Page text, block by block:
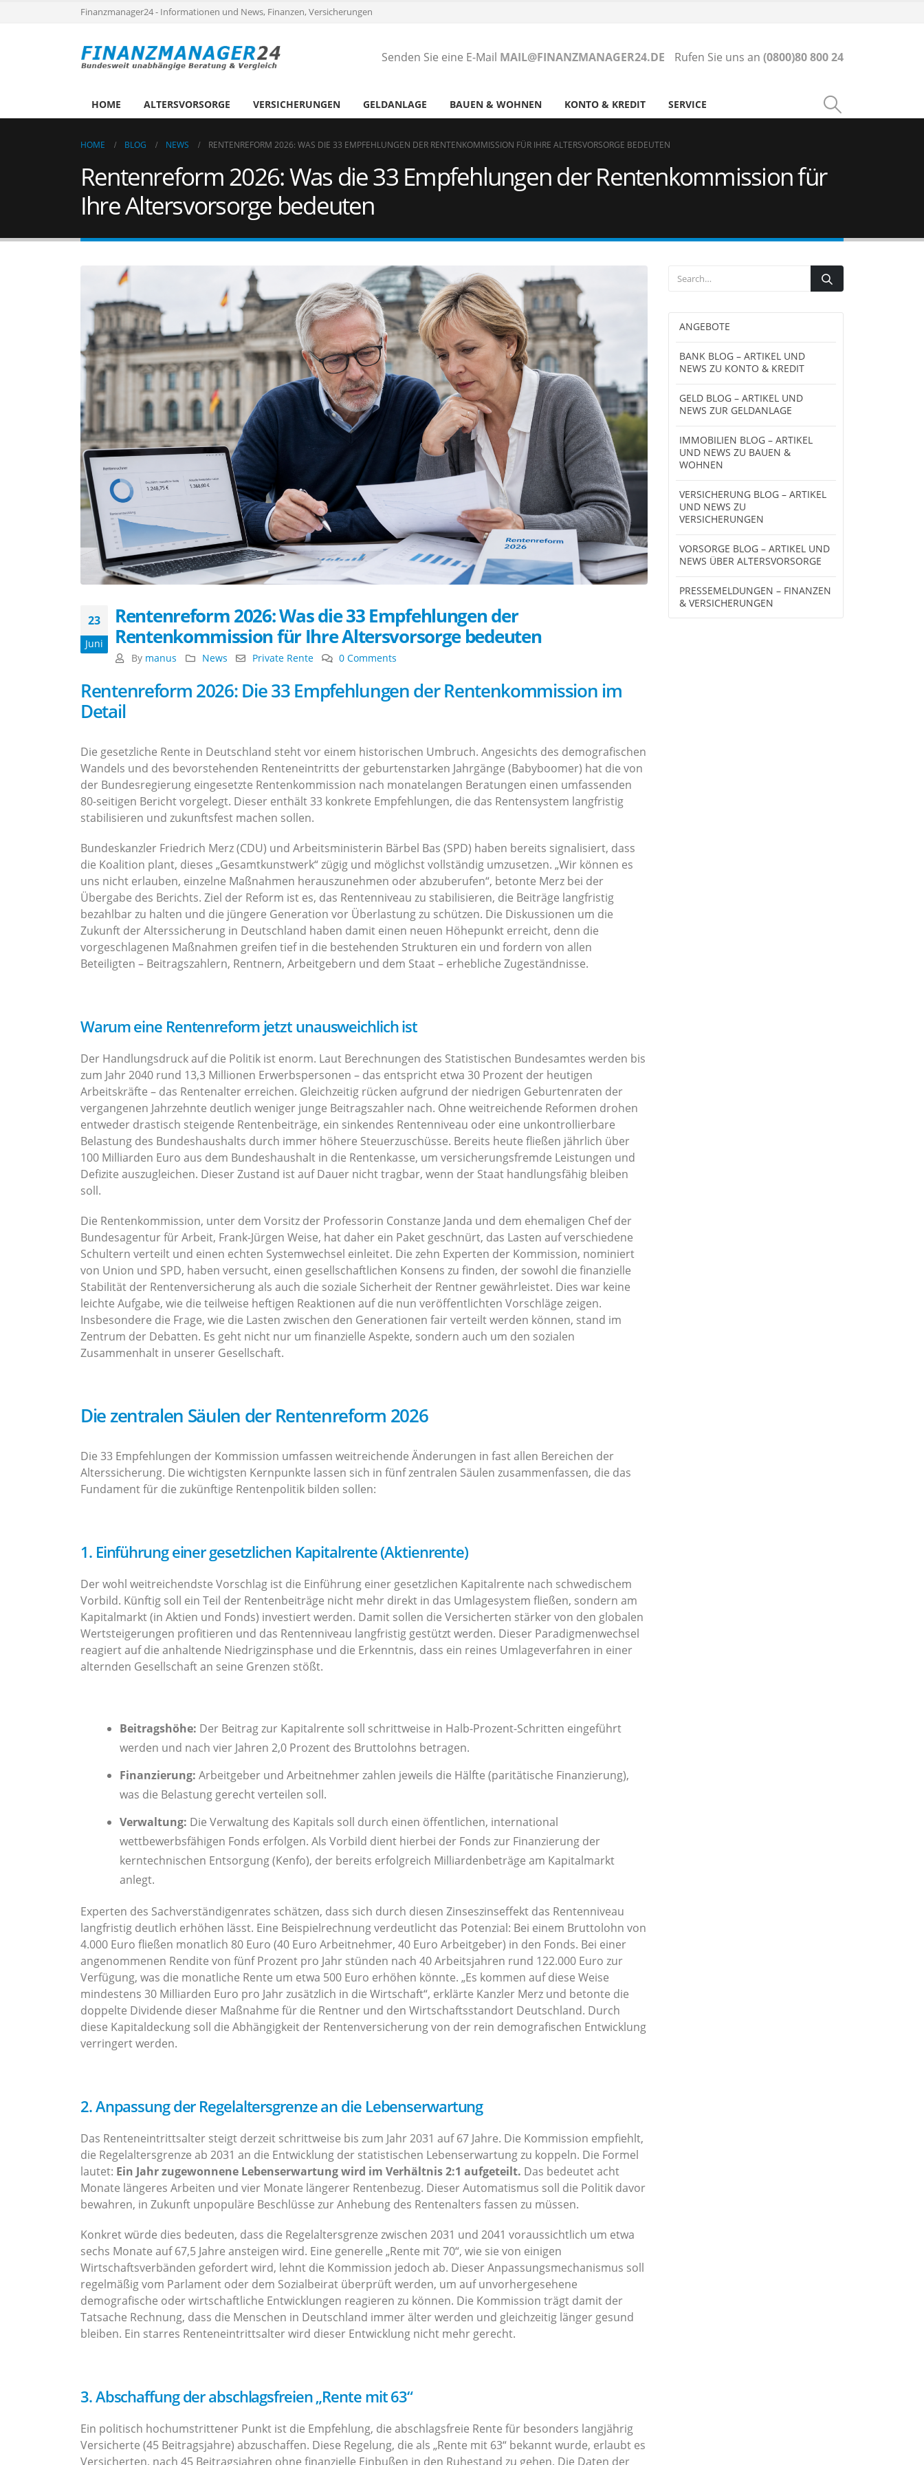
Finanzmanager24 - Informationen und News, Finanzen, Versicherungen
Senden Sie eine E-Mail MAIL@FINANZMANAGER24.DE Rufen Sie uns an (0800)80 800 24
HOME ALTERSVORSORGE VERSICHERUNGEN GELDANLAGE BAUEN & WOHNEN KONTO & KREDIT SERVICE
HOME BLOG NEWS RENTENREFORM 2026: WAS DIE 33 EMPFEHLUNGEN DER RENTENKOMMISSION FÜR IHRE ALTERSVORSORGE BEDEUTEN
Rentenreform 2026: Was die 33 Empfehlungen der Rentenkommission für
Ihre Altersvorsorge bedeuten
23
Juni
Rentenreform 2026: Was die 33 Empfehlungen der
Rentenkommission für Ihre Altersvorsorge bedeuten
By manus News Private Rente 0 Comments
Rentenreform 2026: Die 33 Empfehlungen der Rentenkommission im
Detail
Die gesetzliche Rente in Deutschland steht vor einem historischen Umbruch. Angesichts des demografischen
Wandels und des bevorstehenden Renteneintritts der geburtenstarken Jahrgänge (Babyboomer) hat die von
der Bundesregierung eingesetzte Rentenkommission nach monatelangen Beratungen einen umfassenden
80-seitigen Bericht vorgelegt. Dieser enthält 33 konkrete Empfehlungen, die das Rentensystem langfristig
stabilisieren und zukunftsfest machen sollen.
Bundeskanzler Friedrich Merz (CDU) und Arbeitsministerin Bärbel Bas (SPD) haben bereits signalisiert, dass
die Koalition plant, dieses „Gesamtkunstwerk“ zügig und möglichst vollständig umzusetzen. „Wir können es
uns nicht erlauben, einzelne Maßnahmen herauszunehmen oder abzuberufen“, betonte Merz bei der
Übergabe des Berichts. Ziel der Reform ist es, das Rentenniveau zu stabilisieren, die Beiträge langfristig
bezahlbar zu halten und die jüngere Generation vor Überlastung zu schützen. Die Diskussionen um die
Zukunft der Alterssicherung in Deutschland haben damit einen neuen Höhepunkt erreicht, denn die
vorgeschlagenen Maßnahmen greifen tief in die bestehenden Strukturen ein und fordern von allen
Beteiligten – Beitragszahlern, Rentnern, Arbeitgebern und dem Staat – erhebliche Zugeständnisse.
Warum eine Rentenreform jetzt unausweichlich ist
Der Handlungsdruck auf die Politik ist enorm. Laut Berechnungen des Statistischen Bundesamtes werden bis
zum Jahr 2040 rund 13,3 Millionen Erwerbspersonen – das entspricht etwa 30 Prozent der heutigen
Arbeitskräfte – das Rentenalter erreichen. Gleichzeitig rücken aufgrund der niedrigen Geburtenraten der
vergangenen Jahrzehnte deutlich weniger junge Beitragszahler nach. Ohne weitreichende Reformen drohen
entweder drastisch steigende Rentenbeiträge, ein sinkendes Rentenniveau oder eine unkontrollierbare
Belastung des Bundeshaushalts durch immer höhere Steuerzuschüsse. Bereits heute fließen jährlich über
100 Milliarden Euro aus dem Bundeshaushalt in die Rentenkasse, um versicherungsfremde Leistungen und
Defizite auszugleichen. Dieser Zustand ist auf Dauer nicht tragbar, wenn der Staat handlungsfähig bleiben
soll.
Die Rentenkommission, unter dem Vorsitz der Professorin Constanze Janda und dem ehemaligen Chef der
Bundesagentur für Arbeit, Frank-Jürgen Weise, hat daher ein Paket geschnürt, das Lasten auf verschiedene
Schultern verteilt und einen echten Systemwechsel einleitet. Die zehn Experten der Kommission, nominiert
von Union und SPD, haben versucht, einen gesellschaftlichen Konsens zu finden, der sowohl die finanzielle
Stabilität der Rentenversicherung als auch die soziale Sicherheit der Rentner gewährleistet. Dies war keine
leichte Aufgabe, wie die teilweise heftigen Reaktionen auf die nun veröffentlichten Vorschläge zeigen.
Insbesondere die Frage, wie die Lasten zwischen den Generationen fair verteilt werden können, stand im
Zentrum der Debatten. Es geht nicht nur um finanzielle Aspekte, sondern auch um den sozialen
Zusammenhalt in unserer Gesellschaft.
Die zentralen Säulen der Rentenreform 2026
Die 33 Empfehlungen der Kommission umfassen weitreichende Änderungen in fast allen Bereichen der
Alterssicherung. Die wichtigsten Kernpunkte lassen sich in fünf zentralen Säulen zusammenfassen, die das
Fundament für die zukünftige Rentenpolitik bilden sollen:
1. Einführung einer gesetzlichen Kapitalrente (Aktienrente)
Der wohl weitreichendste Vorschlag ist die Einführung einer gesetzlichen Kapitalrente nach schwedischem
Vorbild. Künftig soll ein Teil der Rentenbeiträge nicht mehr direkt in das Umlagesystem fließen, sondern am
Kapitalmarkt (in Aktien und Fonds) investiert werden. Damit sollen die Versicherten stärker von den globalen
Wertsteigerungen profitieren und das Rentenniveau langfristig gestützt werden. Dieser Paradigmenwechsel
reagiert auf die anhaltende Niedrigzinsphase und die Erkenntnis, dass ein reines Umlageverfahren in einer
alternden Gesellschaft an seine Grenzen stößt.
Beitragshöhe: Der Beitrag zur Kapitalrente soll schrittweise in Halb-Prozent-Schritten eingeführt
werden und nach vier Jahren 2,0 Prozent des Bruttolohns betragen.
Finanzierung: Arbeitgeber und Arbeitnehmer zahlen jeweils die Hälfte (paritätische Finanzierung),
was die Belastung gerecht verteilen soll.
Verwaltung: Die Verwaltung des Kapitals soll durch einen öffentlichen, international
wettbewerbsfähigen Fonds erfolgen. Als Vorbild dient hierbei der Fonds zur Finanzierung der
kerntechnischen Entsorgung (Kenfo), der bereits erfolgreich Milliardenbeträge am Kapitalmarkt
anlegt.
Experten des Sachverständigenrates schätzen, dass sich durch diesen Zinseszinseffekt das Rentenniveau
langfristig deutlich erhöhen lässt. Eine Beispielrechnung verdeutlicht das Potenzial: Bei einem Bruttolohn von
4.000 Euro fließen monatlich 80 Euro (40 Euro Arbeitnehmer, 40 Euro Arbeitgeber) in den Fonds. Bei einer
angenommenen Rendite von fünf Prozent pro Jahr stünden nach 40 Arbeitsjahren rund 122.000 Euro zur
Verfügung, was die monatliche Rente um etwa 500 Euro erhöhen könnte. „Es kommen auf diese Weise
mindestens 30 Milliarden Euro pro Jahr zusätzlich in die Wirtschaft“, erklärte Kanzler Merz und betonte die
doppelte Dividende dieser Maßnahme für die Rentner und den Wirtschaftsstandort Deutschland. Durch
diese Kapitaldeckung soll die Abhängigkeit der Rentenversicherung von der rein demografischen Entwicklung
verringert werden.
2. Anpassung der Regelaltersgrenze an die Lebenserwartung
Das Renteneintrittsalter steigt derzeit schrittweise bis zum Jahr 2031 auf 67 Jahre. Die Kommission empfiehlt,
die Regelaltersgrenze ab 2031 an die Entwicklung der statistischen Lebenserwartung zu koppeln. Die Formel
lautet: Ein Jahr zugewonnene Lebenserwartung wird im Verhältnis 2:1 aufgeteilt. Das bedeutet acht
Monate längeres Arbeiten und vier Monate längerer Rentenbezug. Dieser Automatismus soll die Politik davor
bewahren, in Zukunft unpopuläre Beschlüsse zur Anhebung des Rentenalters fassen zu müssen.
Konkret würde dies bedeuten, dass die Regelaltersgrenze zwischen 2031 und 2041 voraussichtlich um etwa
sechs Monate auf 67,5 Jahre ansteigen wird. Eine generelle „Rente mit 70“, wie sie von einigen
Wirtschaftsverbänden gefordert wird, lehnt die Kommission jedoch ab. Dieser Anpassungsmechanismus soll
regelmäßig vom Parlament oder dem Sozialbeirat überprüft werden, um auf unvorhergesehene
demografische oder wirtschaftliche Entwicklungen reagieren zu können. Die Kommission trägt damit der
Tatsache Rechnung, dass die Menschen in Deutschland immer älter werden und gleichzeitig länger gesund
bleiben. Ein starres Renteneintrittsalter wird dieser Entwicklung nicht mehr gerecht.
3. Abschaffung der abschlagsfreien „Rente mit 63“
Ein politisch hochumstrittener Punkt ist die Empfehlung, die abschlagsfreie Rente für besonders langjährig
Versicherte (45 Beitragsjahre) abzuschaffen. Diese Regelung, die als „Rente mit 63“ bekannt wurde, erlaubt es
Versicherten, nach 45 Beitragsjahren ohne finanzielle Einbußen in den Ruhestand zu gehen. Die Daten der
ANGEBOTE
BANK BLOG – ARTIKEL UND
NEWS ZU KONTO & KREDIT
GELD BLOG – ARTIKEL UND
NEWS ZUR GELDANLAGE
IMMOBILIEN BLOG – ARTIKEL
UND NEWS ZU BAUEN &
WOHNEN
VERSICHERUNG BLOG – ARTIKEL
UND NEWS ZU
VERSICHERUNGEN
VORSORGE BLOG – ARTIKEL UND
NEWS ÜBER ALTERSVORSORGE
PRESSEMELDUNGEN – FINANZEN
& VERSICHERUNGEN